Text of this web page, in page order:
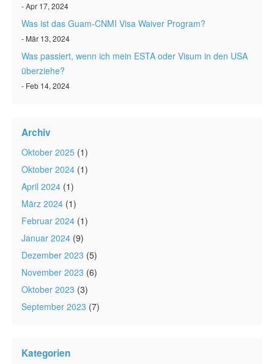
- Apr 17, 2024
Was ist das Guam-CNMI Visa Waiver Program?
- Mär 13, 2024
Was passiert, wenn ich mein ESTA oder Visum in den USA
überziehe?
- Feb 14, 2024
Archiv
Oktober 2025 (1)
Oktober 2024 (1)
April 2024 (1)
März 2024 (1)
Februar 2024 (1)
Januar 2024 (9)
Dezember 2023 (5)
November 2023 (6)
Oktober 2023 (3)
September 2023 (7)
Kategorien